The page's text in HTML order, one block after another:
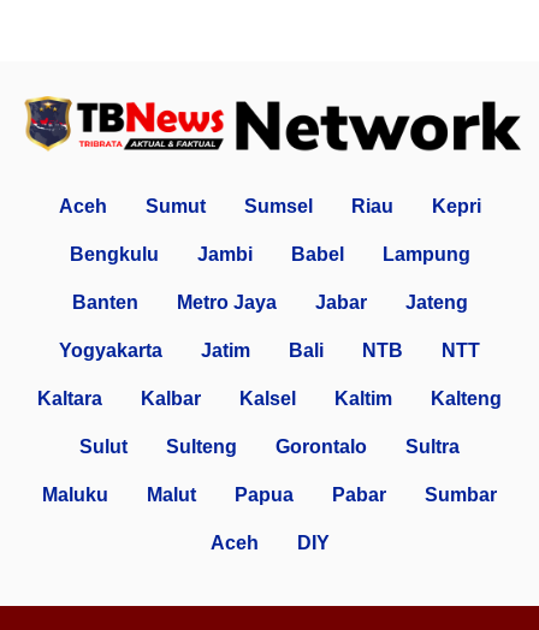
Aceh Sumut Sumsel Riau Kepri
Bengkulu Jambi Babel Lampung
Banten Metro Jaya Jabar Jateng
Yogyakarta Jatim Bali NTB NTT
Kaltara Kalbar Kalsel Kaltim Kalteng
Sulut Sulteng Gorontalo Sultra
Maluku Malut Papua Pabar Sumbar
Aceh DIY